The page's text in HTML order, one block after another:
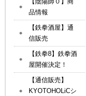
品情報
【鉄拳酒屋】通
信販売
【鉄拳8】鉄拳酒
屋開催決定！
【通信販売】
KYOTOHOLiCシ